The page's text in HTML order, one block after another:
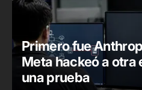
ADTECH
Primero fue
Meta hackeó a
una prueba